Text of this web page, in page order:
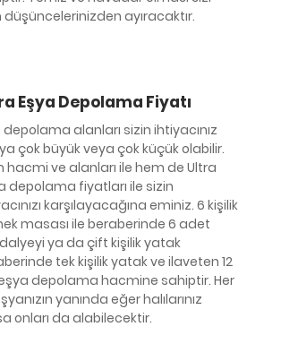
ayıracaktır.
Eşya Depolama Fiyatı
depolama alanları sizin ihtiyacınız
çok büyük veya çok küçük olabilir.
hacmi ve alanları ile hem de Ultra
depolama fiyatları ile sizin
karşılayacağına eminiz. 6 kişilik
masası ile beraberinde 6 adet
ya da çift kişilik yatak
tek kişilik yatak ve ilaveten 12
depolama hacmine sahiptir. Her
yanında eğer halılarınız
onları da alabilecektir.